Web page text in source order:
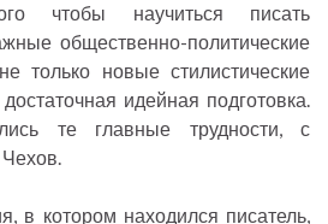
чтобы научиться писать
общественно-политические
только новые стилистические
идейная подготовка.
те главные трудности, с
в котором находился писатель,